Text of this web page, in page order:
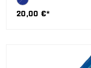
20,00 €*